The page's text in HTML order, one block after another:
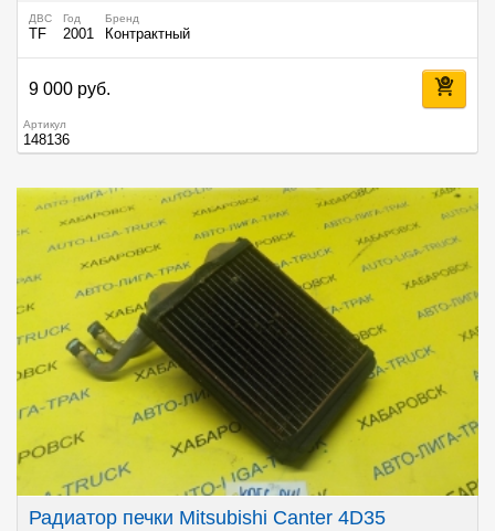
ДВС
TF
Год
2001
Бренд
Контрактный
9 000 руб.
Артикул
148136
Радиатор печки Mitsubishi Canter 4D35